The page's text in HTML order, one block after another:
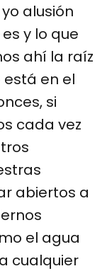
alusión
y lo que
ahí la raíz
está en el
si
cada vez
abiertos a
el agua
cualquier